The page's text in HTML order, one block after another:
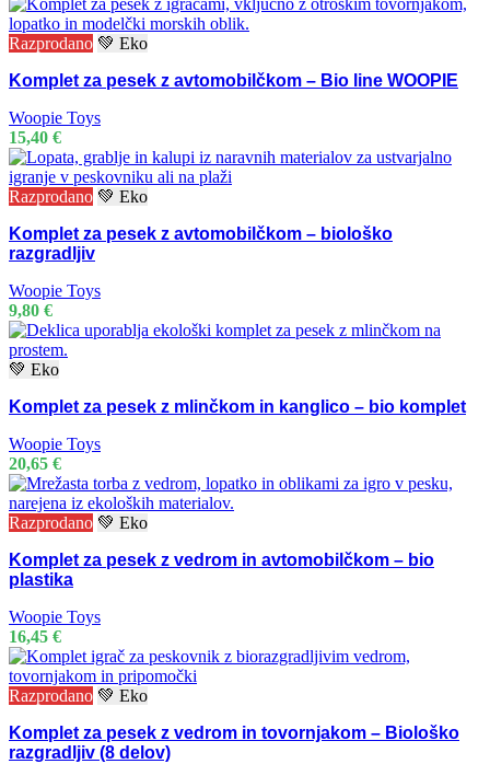
Razprodano 💚 Eko
Komplet za pesek z avtomobilčkom – Bio line WOOPIE
Woopie Toys
15,40 €
Razprodano 💚 Eko
Komplet za pesek z avtomobilčkom – biološko
razgradljiv
Woopie Toys
9,80 €
💚 Eko
Komplet za pesek z mlinčkom in kanglico – bio komplet
Woopie Toys
20,65 €
Razprodano 💚 Eko
Komplet za pesek z vedrom in avtomobilčkom – bio
plastika
Woopie Toys
16,45 €
Razprodano 💚 Eko
Komplet za pesek z vedrom in tovornjakom – Biološko
razgradljiv (8 delov)